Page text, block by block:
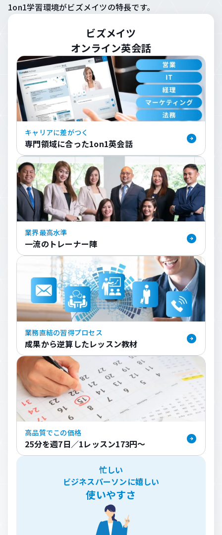
1on1学習環境がビズメイツの特長です。
ビズメイツ
オンライン英会話
キャリアに差がつく
専門領域に合った1on1英会話
業界最高水準
一流のトレーナー陣
業務直結の習得プロセス
成果から逆算したレッスン教材
高品質でこの価格
25分を週7日／1レッスン173円〜
忙しい
ビジネスパーソンに嬉しい
使いやすさ